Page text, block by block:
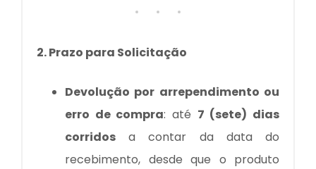
2. Prazo para Solicitação
Devolução por arrependimento ou
erro de compra: até 7 (sete) dias
corridos a contar da data do
recebimento, desde que o produto